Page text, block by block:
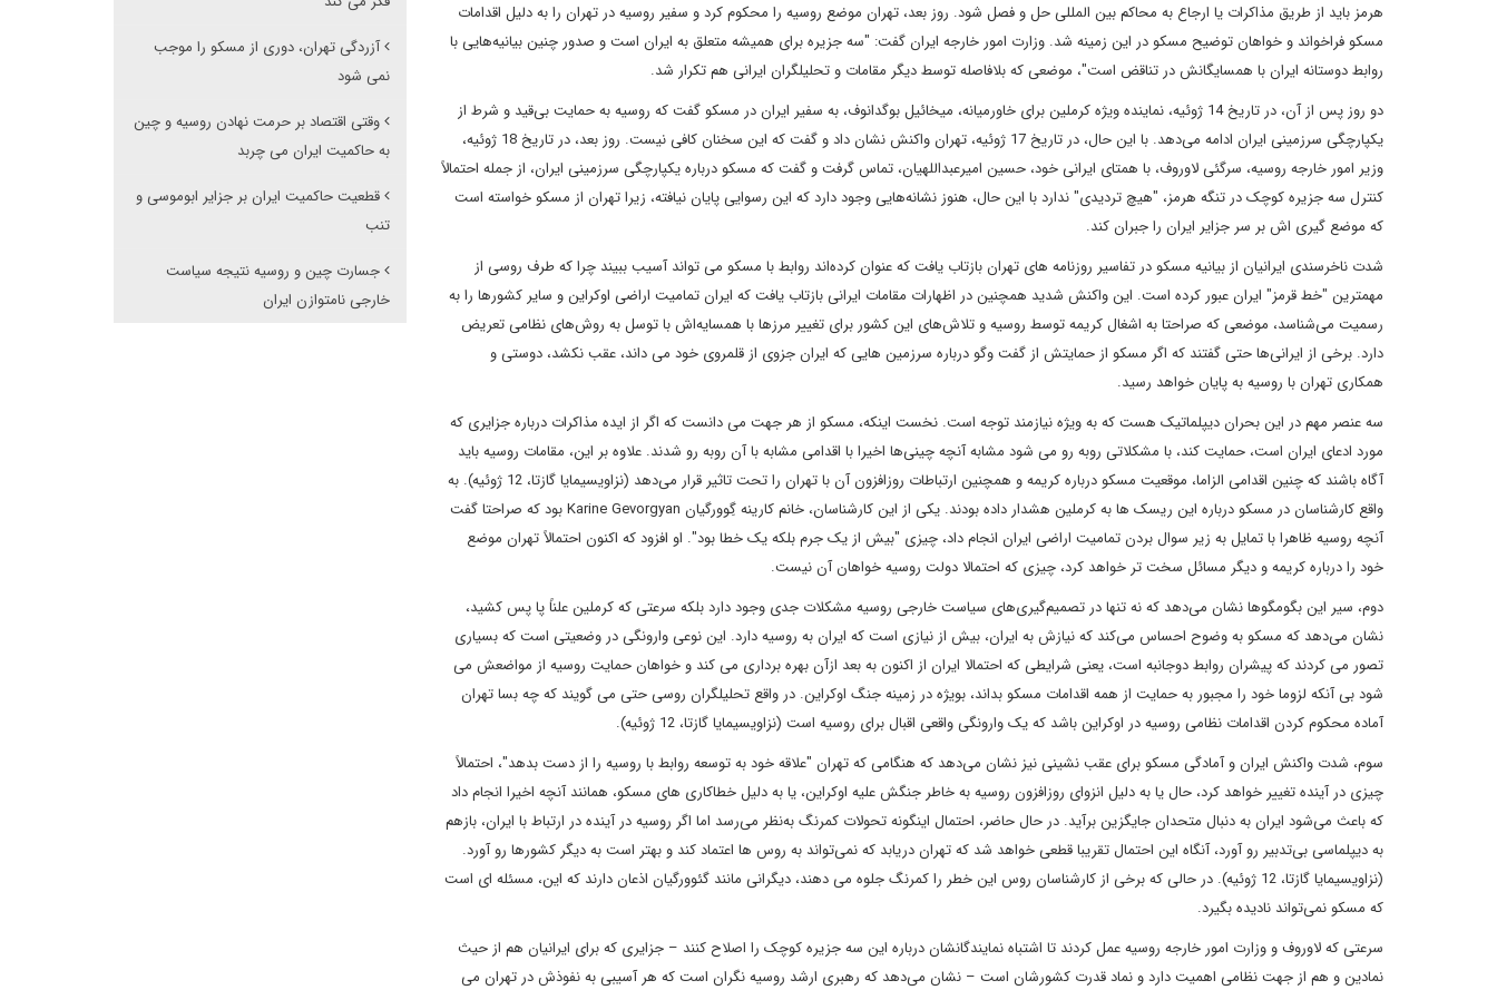
هرمز باید از طریق مذاکرات یا ارجاع به محاکم بین المللی حل و فصل شود. روز بعد، تهران موضع روسیه را محکوم کرد و سفیر روسیه در تهران را به دلیل اقدامات
مسکو فراخواند و خواهان توضیح مسکو در این زمینه شد. وزارت امور خارجه ایران گفت: "سه جزیره برای همیشه متعلق به ایران است و صدور چنین بیانیه‌هایی با
روابط دوستانه ایران با همسایگانش در تناقض است"، موضعی که بلافاصله توسط دیگر مقامات و تحلیلگران ایرانی هم تکرار شد.
دو روز پس از آن، در تاریخ 14 ژوئیه، نماینده ویژه کرملین برای خاورمیانه، میخائیل بوگدانوف، به سفیر ایران در مسکو گفت که روسیه به حمایت بی‌قید و شرط از
یکپارچگی سرزمینی ایران ادامه می‌دهد. با این حال، در تاریخ 17 ژوئیه، تهران واکنش نشان داد و گفت که این سخنان کافی نیست. روز بعد، در تاریخ 18 ژوئیه،
وزیر امور خارجه روسیه، سرگئی لاوروف، با همتای ایرانی خود، حسین امیرعبداللهیان، تماس گرفت و گفت که مسکو درباره یکپارچگی سرزمینی ایران، از جمله احتمالاً
کنترل سه جزیره کوچک در تنگه هرمز، "هیچ تردیدی" ندارد با این حال، هنوز نشانه‌هایی وجود دارد که این رسوایی پایان نیافته، زیرا تهران از مسکو خواسته ‌است
که موضع گیری اش بر سر جزایر ایران را جبران کند.
شدت ناخرسندی ایرانیان از بیانیه مسکو در تفاسیر روزنامه های تهران بازتاب یافت که عنوان کرده‌اند روابط با مسکو می تواند آسیب ببیند چرا که طرف روسی از
مهمترین "خط قرمز" ایران عبور کرده است. این واکنش شدید همچنین در اظهارات مقامات ایرانی بازتاب یافت که ایران تمامیت اراضی اوکراین و سایر کشورها را به
رسمیت می‌شناسد، موضعی که صراحتا به اشغال کریمه توسط روسیه و تلاش‌های این کشور برای تغییر مرزها با همسایه‌اش با توسل به روش‌های نظامی تعریض
دارد. برخی از ایرانی‌ها حتی گفتند که اگر مسکو از حمایتش از گفت وگو درباره سرزمین هایی که ایران جزوی از قلمروی خود می داند، عقب نکشد، دوستی و
همکاری تهران با روسیه به پایان خواهد رسید.
سه عنصر مهم در این بحران دیپلماتیک هست که به ویژه نیازمند توجه است. نخست اینکه، مسکو از هر جهت می دانست که اگر از ایده مذاکرات درباره جزایری که
مورد ادعای ایران است، حمایت کند، با مشکلاتی روبه رو می شود مشابه آنچه چینی‌ها اخیرا با اقدامی مشابه با آن روبه رو شدند. علاوه بر این، مقامات روسیه باید
آگاه باشند که چنین اقدامی الزاما، موقعیت مسکو درباره کریمه و همچنین ارتباطات روزافزون آن با تهران را تحت تاثیر قرار می‌دهد (نزاویسیمایا گازتا، 12 ژوئیه). به
واقع کارشناسان در مسکو درباره این ریسک ها به کرملین هشدار داده بودند. یکی از این کارشناسان، خانم کارینه گِوورگیان Karine Gevorgyan بود که صراحتا گفت
آنچه روسیه ظاهرا با تمایل به زیر سوال بردن تمامیت اراضی ایران انجام داد، چیزی "بیش از یک جرم بلکه یک خطا بود". او افزود که اکنون احتمالاً تهران موضع
خود را درباره کریمه و دیگر مسائل سخت تر خواهد کرد، چیزی که احتمالا دولت روسیه خواهان آن نیست.
دوم، سیر این بگومگوها نشان می‌دهد که نه تنها در تصمیم‌گیری‌های سیاست خارجی روسیه مشکلات جدی وجود دارد بلکه سرعتی که کرملین علناً پا پس کشید،
نشان می‌دهد که مسکو به وضوح احساس می‌کند که نیازش به ایران، بیش از نیازی است که ایران به روسیه دارد. این نوعی وارونگی در وضعیتی است که بسیاری
تصور می کردند که پیشران روابط دوجانبه است، یعنی شرایطی که احتمالا ایران از اکنون به بعد ازآن بهره برداری می کند و خواهان حمایت روسیه از مواضعش می
شود بی آنکه لزوما خود را مجبور به حمایت از همه اقدامات مسکو بداند، بویژه در زمینه جنگ اوکراین. در واقع تحلیلگران روسی حتی می گویند که چه بسا تهران
آماده محکوم کردن اقدامات نظامی روسیه در اوکراین باشد که یک وارونگی واقعی اقبال برای روسیه است (نزاویسیمایا گازتا، 12 ژوئیه).
سوم، شدت واکنش ایران و آمادگی مسکو برای عقب نشینی نیز نشان می‌دهد که هنگامی که تهران "علاقه خود به توسعه روابط با روسیه را از دست بدهد"، احتمالاً
چیزی در آینده تغییر خواهد کرد، حال یا به دلیل انزوای روزافزون روسیه به خاطر جنگش علیه اوکراین، یا به دلیل خطاکاری های مسکو، همانند آنچه اخیرا انجام داد
که باعث می‌شود ایران به دنبال متحدان جایگزین برآید. در حال حاضر، احتمال اینگونه تحولات کمرنگ به‌نظر می‌رسد اما اگر روسیه در آینده در ارتباط با ایران، بازهم
به دیپلماسی بی‌تدبیر رو آورد، آنگاه این احتمال تقریبا قطعی خواهد شد که تهران دریابد که نمی‌تواند به روس ها اعتماد کند و بهتر است به دیگر کشورها رو آورد.
(نزاویسیمایا گازتا، 12 ژوئیه). در حالی که برخی از کارشناسان روس این خطر را کمرنگ جلوه می دهند، دیگرانی مانند گئوورگیان اذعان دارند که این، مسئله ای است
که مسکو نمی‌تواند نادیده بگیرد.
سرعتی که لاوروف و وزارت امور خارجه روسیه عمل کردند تا اشتباه نمایندگانشان درباره این سه جزیره کوچک را اصلاح کنند – جزایری که برای ایرانیان هم از حیث
نمادین و هم از جهت نظامی اهمیت دارد و نماد قدرت کشورشان است – نشان می‌دهد که رهبری ارشد روسیه نگران است که هر آسیبی به نفوذش در تهران می
آزردگی تهران، دوری از مسکو را موجب
نمی شود
وقتی اقتصاد بر حرمت نهادن روسیه و چین
به حاکمیت ایران می چربد
قطعیت حاکمیت ایران بر جزایر ابوموسی و
تنب ‌‌
جسارت چین و روسیه نتیجه سیاست
خارجی نامتوازن ایران